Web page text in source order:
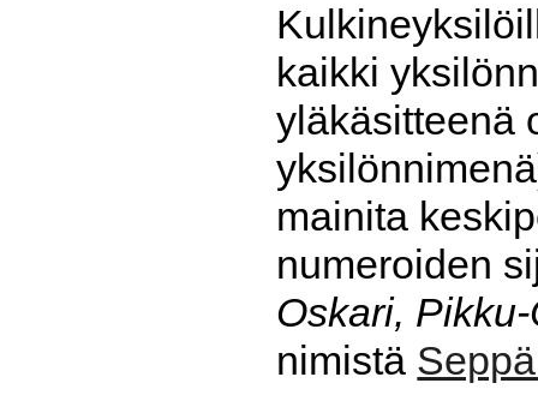
kaikki
yläkäsitteenä
mainita
numeroiden
Oskari,
nimistä